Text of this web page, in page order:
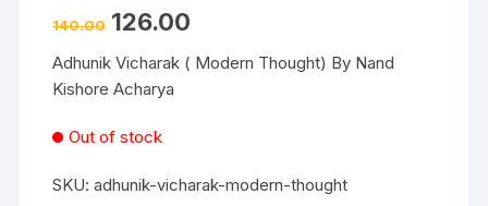
140.00 126.00
Adhunik Vicharak ( Modern Thought) By Nand
Kishore Acharya
Out of stock
SKU:adhunik-vicharak-modern-thought